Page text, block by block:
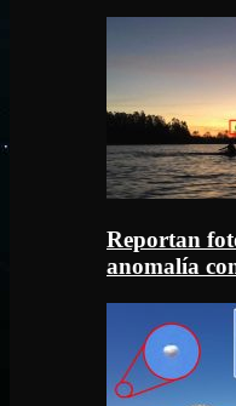
Reportan
anomalía